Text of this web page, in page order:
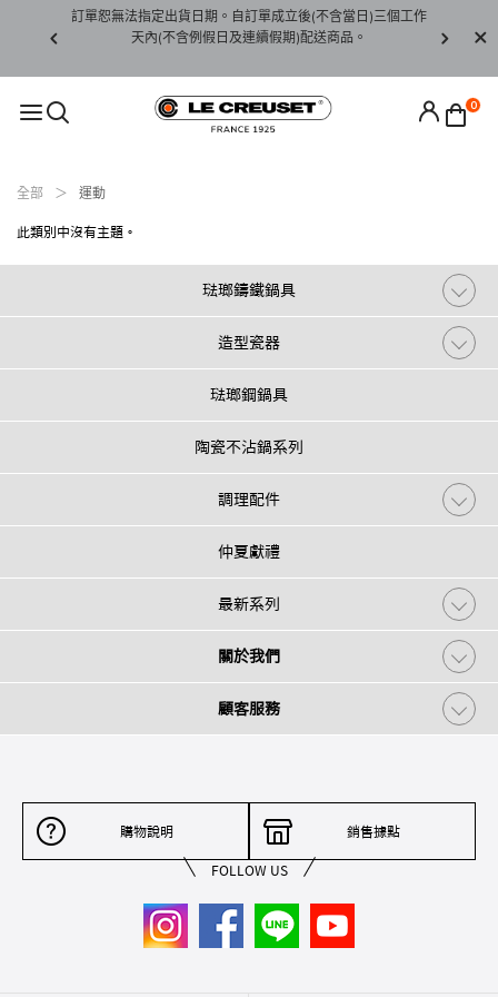
下水)，若
訂單恕無法指定出貨日期。自訂單成立後(不含當日)三個工作
天內(不含例假日及連續假期)配送商品。
請至
0
全部 運動
此類別中沒有主題。
琺瑯鑄鐵鍋具
造型瓷器
琺瑯鋼鍋具
陶瓷不沾鍋系列
調理配件
仲夏獻禮
最新系列
關於我們
顧客服務
購物說明 銷售據點
FOLLOW US